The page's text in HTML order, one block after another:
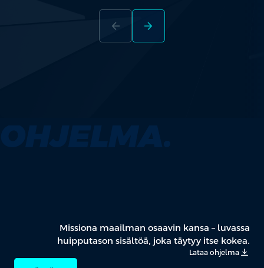
arrow_back arrow_forward
Missiona maailman osaavin kansa – luvassa
huipputason sisältöä, joka täytyy itse kokea.
Lataa ohjelma